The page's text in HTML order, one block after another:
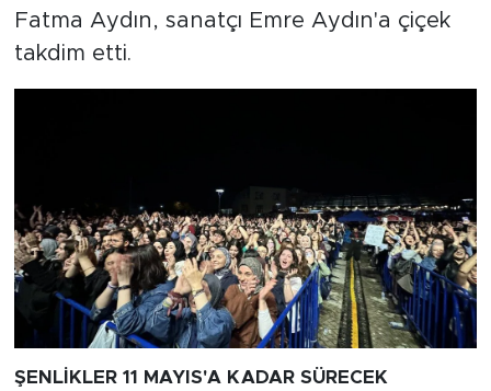
Fatma Aydın, sanatçı Emre Aydın'a çiçek
takdim etti.
ŞENLİKLER 11 MAYIS'A KADAR SÜRECEK